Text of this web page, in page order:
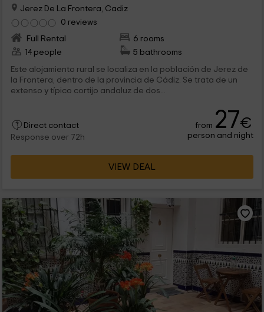
Jerez De La Frontera, Cadiz
0 reviews
Full Rental
6 rooms
14 people
5 bathrooms
Este alojamiento rural se localiza en la población de Jerez de
la Frontera, dentro de la provincia de Cádiz. Se trata de un
extenso y típico cortijo andaluz de dos...
Direct contact
Response over 72h
from 27€
person and night
VIEW DEAL